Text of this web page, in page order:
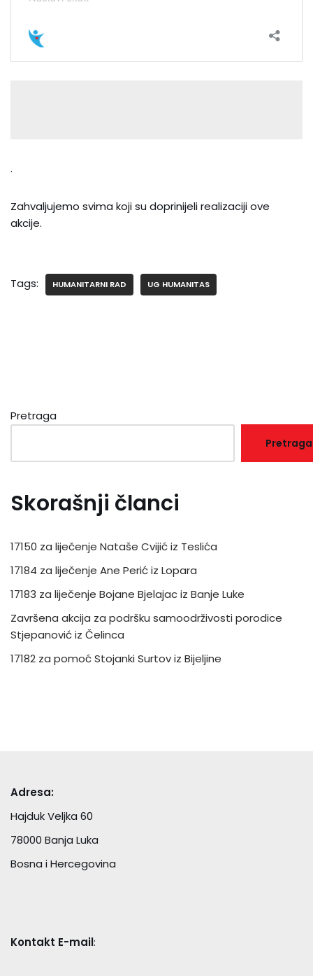
.
Zahvaljujemo svima koji su doprinijeli realizaciji ove
akcije.
Tags: HUMANITARNI RAD UG HUMANITAS
Pretraga
Pretraga
Skorašnji članci
17150 za liječenje Nataše Cvijić iz Teslića
17184 za liječenje Ane Perić iz Lopara
17183 za liječenje Bojane Bjelajac iz Banje Luke
Završena akcija za podršku samoodrživosti porodice
Stjepanović iz Čelinca
17182 za pomoć Stojanki Surtov iz Bijeljine
Adresa:
Hajduk Veljka 60
78000 Banja Luka
Bosna i Hercegovina
Kontakt E-mail: